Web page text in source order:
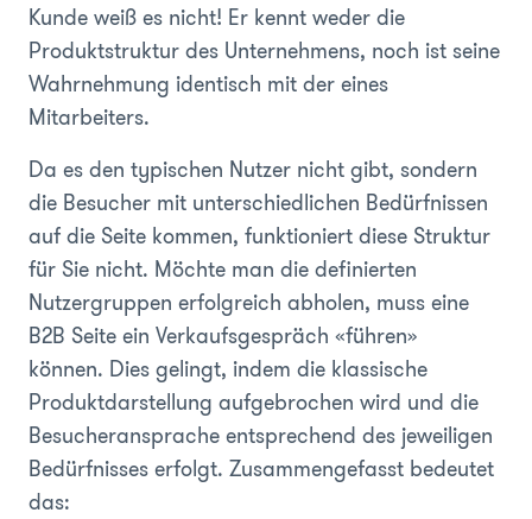
Kunde weiß es nicht! Er kennt weder die
Produktstruktur des Unternehmens, noch ist seine
Wahrnehmung identisch mit der eines
Mitarbeiters.
Da es den typischen Nutzer nicht gibt, sondern
die Besucher mit unterschiedlichen Bedürfnissen
auf die Seite kommen, funktioniert diese Struktur
für Sie nicht. Möchte man die definierten
Nutzergruppen erfolgreich abholen, muss eine
B2B Seite ein Verkaufsgespräch «führen»
können. Dies gelingt, indem die klassische
Produktdarstellung aufgebrochen wird und die
Besucheransprache entsprechend des jeweiligen
Bedürfnisses erfolgt. Zusammengefasst bedeutet
das: